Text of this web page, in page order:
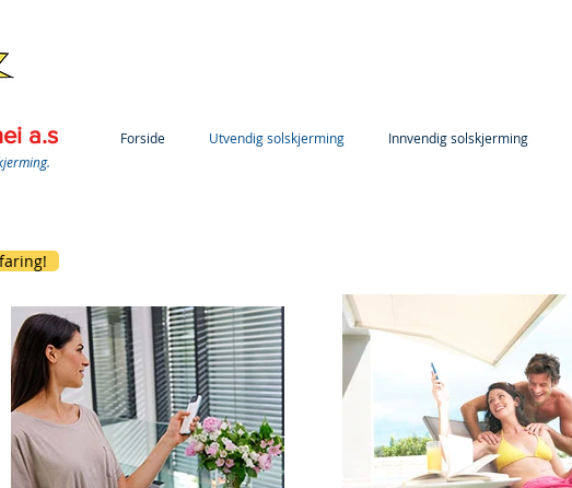
a.s Forside Utvendig solskjerming Innvendig solskjerming